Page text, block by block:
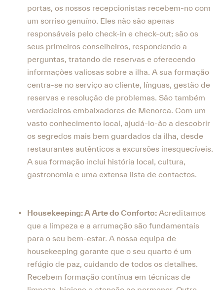
portas, os nossos recepcionistas recebem-no com
um sorriso genuíno. Eles não são apenas
responsáveis pelo check-in e check-out; são os
seus primeiros conselheiros, respondendo a
perguntas, tratando de reservas e oferecendo
informações valiosas sobre a ilha. A sua formação
centra-se no serviço ao cliente, línguas, gestão de
reservas e resolução de problemas. São também
verdadeiros embaixadores de Menorca. Com um
vasto conhecimento local, ajudá-lo-ão a descobrir
os segredos mais bem guardados da ilha, desde
restaurantes autênticos a excursões inesquecíveis.
A sua formação inclui história local, cultura,
gastronomia e uma extensa lista de contactos.
Housekeeping: A Arte do Conforto: Acreditamos
que a limpeza e a arrumação são fundamentais
para o seu bem-estar. A nossa equipa de
housekeeping garante que o seu quarto é um
refúgio de paz, cuidando de todos os detalhes.
Recebem formação contínua em técnicas de